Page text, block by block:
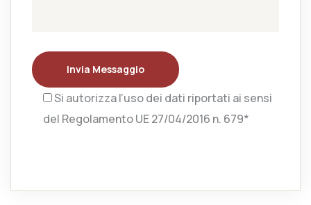
Invia Messaggio
Si autorizza l’uso dei dati riportati ai sensi
del Regolamento UE 27/04/2016 n. 679*